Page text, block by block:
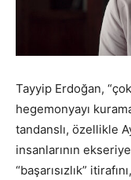
Tayyip Erdoğan,
hegemonyayı
tandanslı, özellikle
insanlarının
“başarısızlık”